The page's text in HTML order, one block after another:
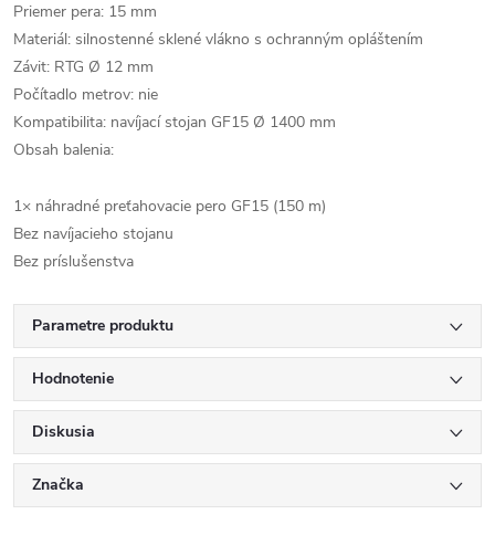
Priemer pera: 15 mm
Materiál: silnostenné sklené vlákno s ochranným opláštením
Závit: RTG Ø 12 mm
Počítadlo metrov: nie
Kompatibilita: navíjací stojan GF15 Ø 1400 mm
Obsah balenia:
1× náhradné preťahovacie pero GF15 (150 m)
Bez navíjacieho stojanu
Bez príslušenstva
Parametre produktu
Hodnotenie
Diskusia
Značka